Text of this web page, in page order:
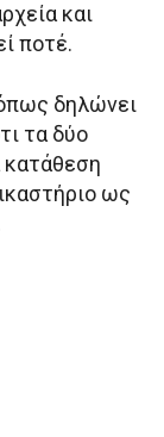
και
ποτέ.
δηλώνει
τα δύο
κατάθεση
ως